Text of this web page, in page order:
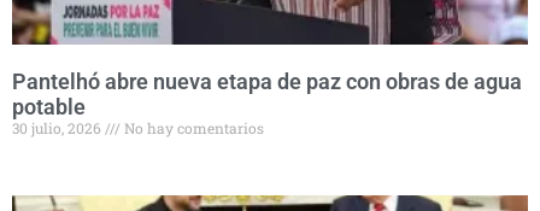
Pantelhó abre nueva etapa de paz con obras de agua
potable
30 julio, 2026 No hay comentarios